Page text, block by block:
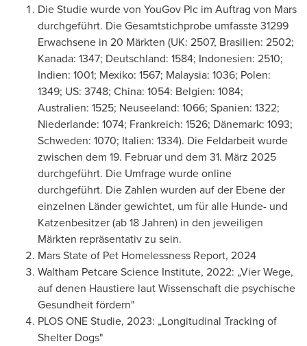
Die Studie wurde von YouGov Plc im Auftrag von Mars
durchgeführt. Die Gesamtstichprobe umfasste 31299
Erwachsene in 20 Märkten (UK: 2507, Brasilien: 2502;
Kanada: 1347; Deutschland: 1584; Indonesien: 2510;
Indien: 1001; Mexiko: 1567; Malaysia: 1036; Polen:
1349; US: 3748; China: 1054: Belgien: 1084;
Australien: 1525; Neuseeland: 1066; Spanien: 1322;
Niederlande: 1074; Frankreich: 1526; Dänemark: 1093;
Schweden: 1070; Italien: 1334). Die Feldarbeit wurde
zwischen dem 19. Februar und dem 31. März 2025
durchgeführt. Die Umfrage wurde online
durchgeführt. Die Zahlen wurden auf der Ebene der
einzelnen Länder gewichtet, um für alle Hunde- und
Katzenbesitzer (ab 18 Jahren) in den jeweiligen
Märkten repräsentativ zu sein.
Mars State of Pet Homelessness Report, 2024
Waltham Petcare Science Institute, 2022: „Vier Wege,
auf denen Haustiere laut Wissenschaft die psychische
Gesundheit fördern"
PLOS ONE Studie, 2023: „Longitudinal Tracking of
Shelter Dogs"